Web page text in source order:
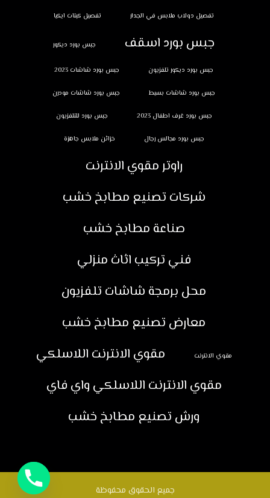
تفصيل دولاب ملابس في الجدار تفصيل كبتات ايكيا
جبس بورد اسقف جبس بورد ديكور
جبس بورد ديكور تلفزيون جبس بورد شاشات 2023
جبس بورد شاشات بسيط جبس بورد شاشات مودرن
جبس بورد غرف اطفال 2023 جبس بورد للتلفزيون
جبس بورد مجالس رجال خزائن ملابس جاهزة
راوتر مقوي الانترنت
شركات تصنيع مطابخ خشب
صناعة مطابخ خشب
فني تركيب اثاث منزلي
محل برمجة شاشات تلفزيون
معارض تصنيع مطابخ خشب
مقوي الانترنت
مقوي الانترنت اللاسلكي
مقوي الانترنت اللاسلكي واي فاي
ورش تصنيع مطابخ خشب
جميع الحقوق محفوظة